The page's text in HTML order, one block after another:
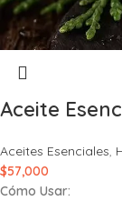
Aceite
Aceites Esenciales,
$57,000
Cómo Usar: